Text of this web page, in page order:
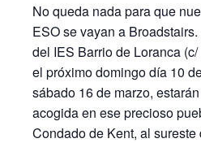
No queda nada para que
ESO se vayan a
del IES Barrio de Loranca
el próximo domingo día 10
sábado 16 de marzo,
acogida en ese precioso
Condado de Kent, al sureste